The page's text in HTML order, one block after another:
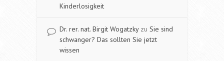
Kinderlosigkeit
Dr. rer. nat. Birgit Wogatzkyzu Sie sind
schwanger? Das sollten Sie jetzt
wissen